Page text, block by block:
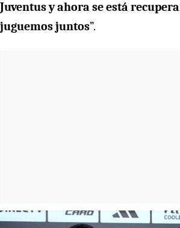
Juventus y ahora se está
juguemos juntos”.